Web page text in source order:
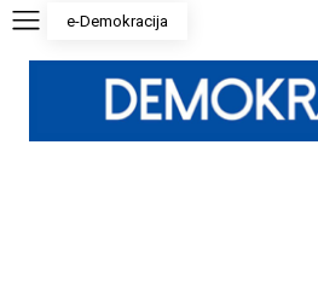
e-Demokracija